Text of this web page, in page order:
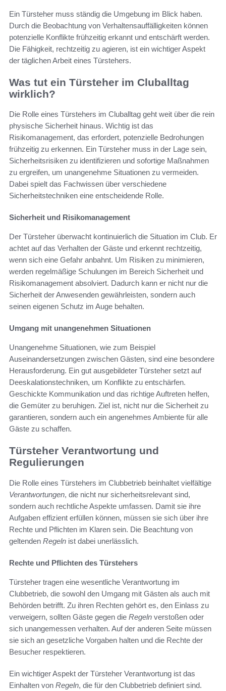
Ein Türsteher muss ständig die Umgebung im Blick haben.
Durch die Beobachtung von Verhaltensauffälligkeiten können
potenzielle Konflikte frühzeitig erkannt und entschärft werden.
Die Fähigkeit, rechtzeitig zu agieren, ist ein wichtiger Aspekt
der täglichen Arbeit eines Türstehers.
Was tut ein Türsteher im Cluballtag
wirklich?
Die Rolle eines Türstehers im Cluballtag geht weit über die rein
physische Sicherheit hinaus. Wichtig ist das
Risikomanagement, das erfordert, potenzielle Bedrohungen
frühzeitig zu erkennen. Ein Türsteher muss in der Lage sein,
Sicherheitsrisiken zu identifizieren und sofortige Maßnahmen
zu ergreifen, um unangenehme Situationen zu vermeiden.
Dabei spielt das Fachwissen über verschiedene
Sicherheitstechniken eine entscheidende Rolle.
Sicherheit und Risikomanagement
Der Türsteher überwacht kontinuierlich die Situation im Club. Er
achtet auf das Verhalten der Gäste und erkennt rechtzeitig,
wenn sich eine Gefahr anbahnt. Um Risiken zu minimieren,
werden regelmäßige Schulungen im Bereich Sicherheit und
Risikomanagement absolviert. Dadurch kann er nicht nur die
Sicherheit der Anwesenden gewährleisten, sondern auch
seinen eigenen Schutz im Auge behalten.
Umgang mit unangenehmen Situationen
Unangenehme Situationen, wie zum Beispiel
Auseinandersetzungen zwischen Gästen, sind eine besondere
Herausforderung. Ein gut ausgebildeter Türsteher setzt auf
Deeskalationstechniken, um Konflikte zu entschärfen.
Geschickte Kommunikation und das richtige Auftreten helfen,
die Gemüter zu beruhigen. Ziel ist, nicht nur die Sicherheit zu
garantieren, sondern auch ein angenehmes Ambiente für alle
Gäste zu schaffen.
Türsteher Verantwortung und
Regulierungen
Die Rolle eines Türstehers im Clubbetrieb beinhaltet vielfältige
Verantwortungen, die nicht nur sicherheitsrelevant sind,
sondern auch rechtliche Aspekte umfassen. Damit sie ihre
Aufgaben effizient erfüllen können, müssen sie sich über ihre
Rechte und Pflichten im Klaren sein. Die Beachtung von
geltenden Regeln ist dabei unerlässlich.
Rechte und Pflichten des Türstehers
Türsteher tragen eine wesentliche Verantwortung im
Clubbetrieb, die sowohl den Umgang mit Gästen als auch mit
Behörden betrifft. Zu ihren Rechten gehört es, den Einlass zu
verweigern, sollten Gäste gegen die Regeln verstoßen oder
sich unangemessen verhalten. Auf der anderen Seite müssen
sie sich an gesetzliche Vorgaben halten und die Rechte der
Besucher respektieren.
Ein wichtiger Aspekt der Türsteher Verantwortung ist das
Einhalten von Regeln, die für den Clubbetrieb definiert sind.